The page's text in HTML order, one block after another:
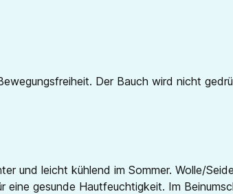
Der Bauch wird nicht
und leicht kühlend im Sommer. Wolle/
gesunde Hautfeuchtigkeit. Im